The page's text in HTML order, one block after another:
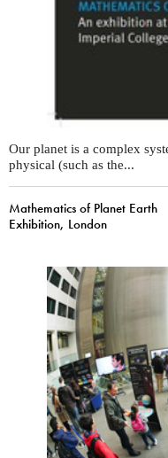
Our planet is a complex
physical (such as the...
Mathematics of Planet Earth
Exhibition, London